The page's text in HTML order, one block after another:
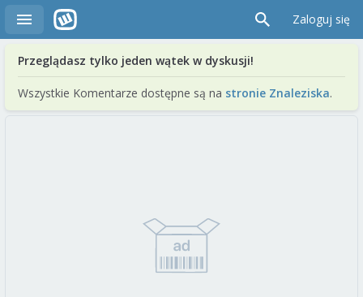
Zaloguj się
Przeglądasz tylko jeden wątek w dyskusji!
Wszystkie Komentarze dostępne są na stronie Znaleziska.